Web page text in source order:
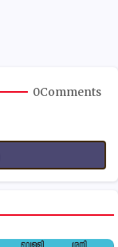
0Comments